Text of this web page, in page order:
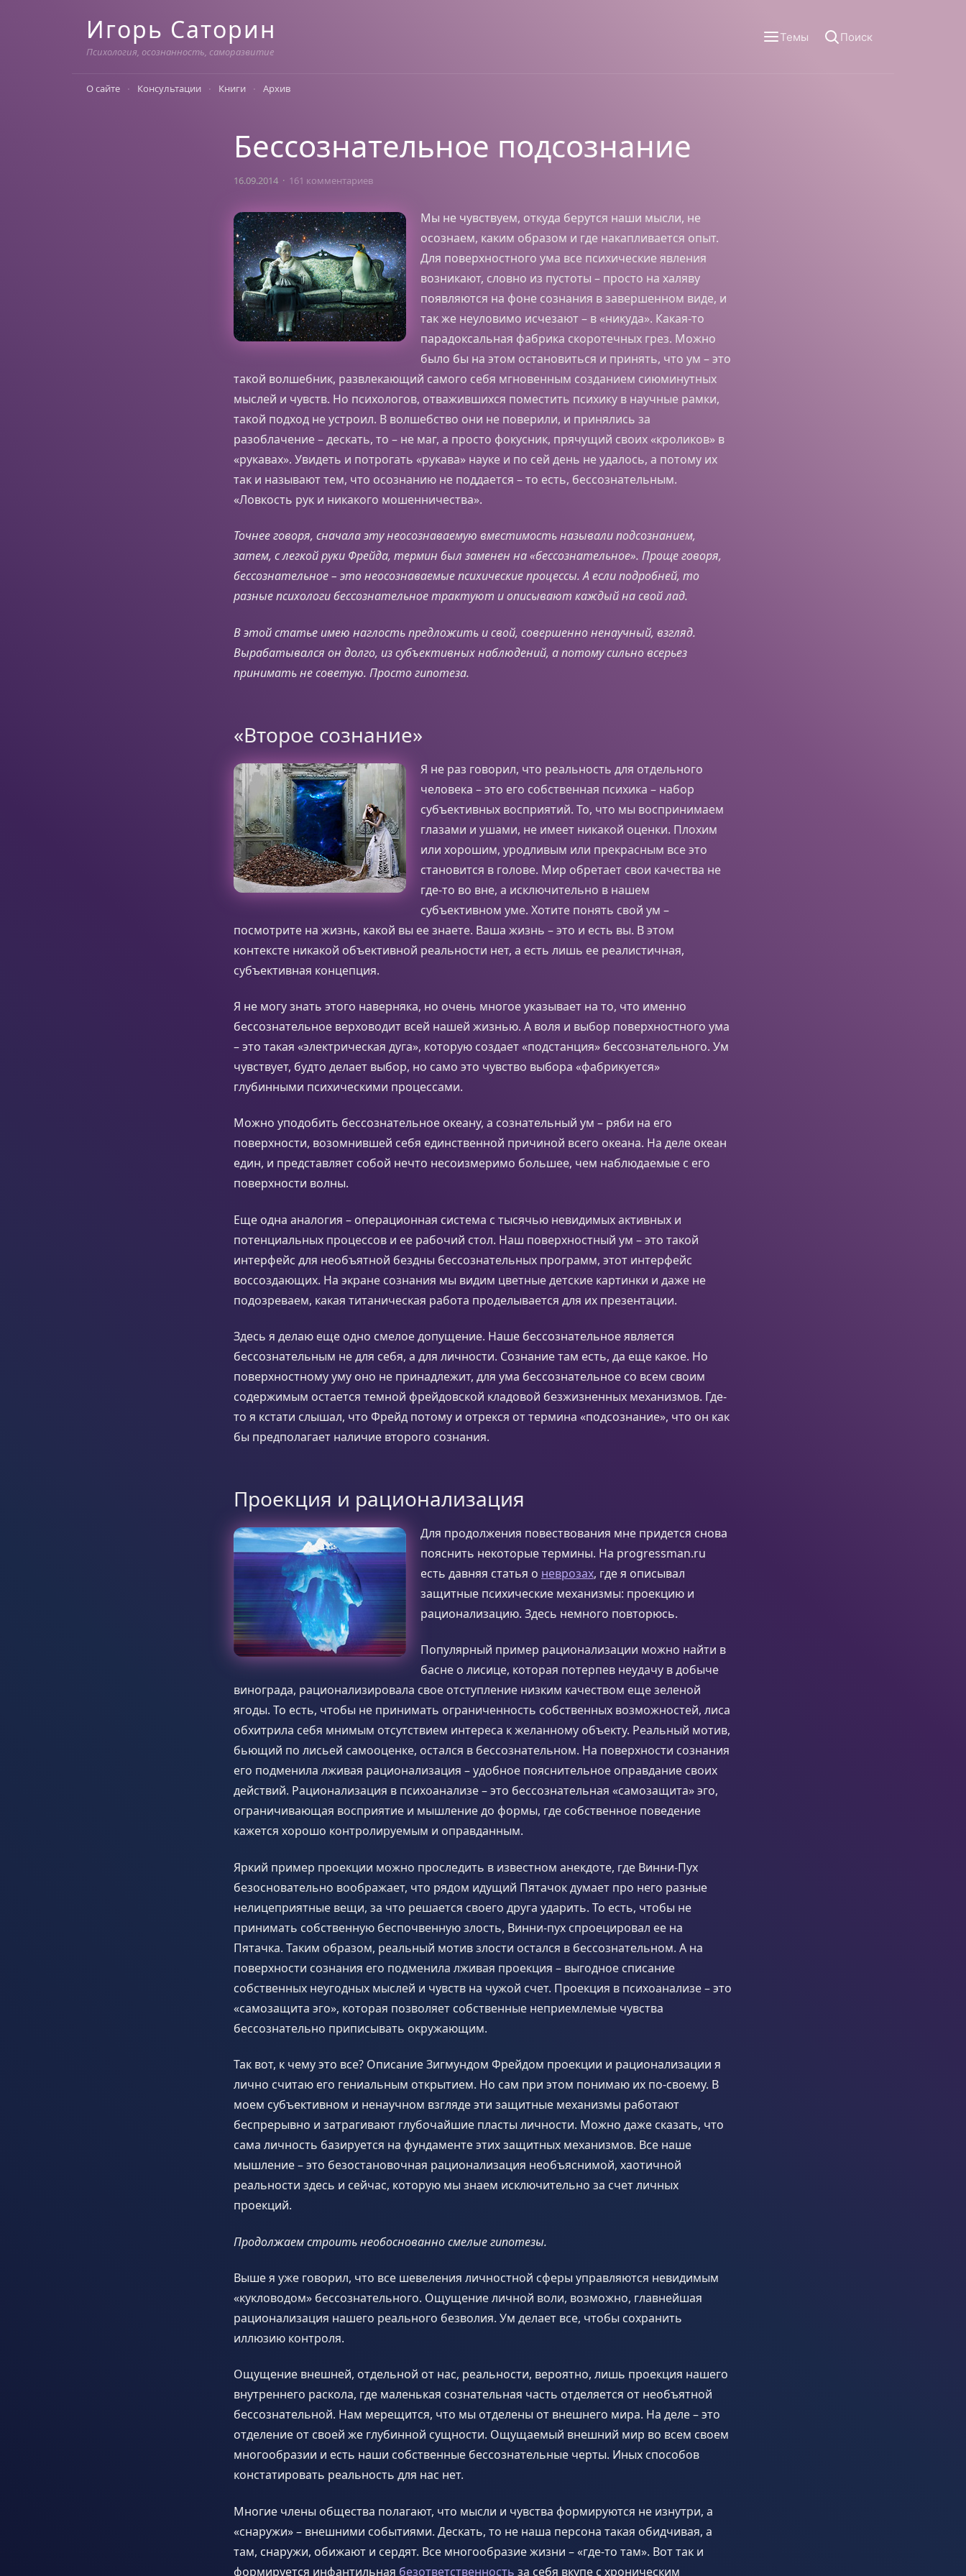
Игорь Саторин
Психология, осознанность, саморазвитие
Темы Поиск
О сайте Консультации Книги Архив
Бессознательное подсознание
16.09.2014 161 комментариев
Мы не чувствуем, откуда берутся наши мысли, не
осознаем, каким образом и где накапливается опыт.
Для поверхностного ума все психические явления
возникают, словно из пустоты – просто на халяву
появляются на фоне сознания в завершенном виде, и
так же неуловимо исчезают – в «никуда». Какая-то
парадоксальная фабрика скоротечных грез. Можно
было бы на этом остановиться и принять, что ум – это
такой волшебник, развлекающий самого себя мгновенным созданием сиюминутных
мыслей и чувств. Но психологов, отважившихся поместить психику в научные рамки,
такой подход не устроил. В волшебство они не поверили, и принялись за
разоблачение – дескать, то – не маг, а просто фокусник, прячущий своих «кроликов» в
«рукавах». Увидеть и потрогать «рукава» науке и по сей день не удалось, а потому их
так и называют тем, что осознанию не поддается – то есть, бессознательным.
«Ловкость рук и никакого мошенничества».
Точнее говоря, сначала эту неосознаваемую вместимость называли подсознанием,
затем, с легкой руки Фрейда, термин был заменен на «бессознательное». Проще говоря,
бессознательное – это неосознаваемые психические процессы. А если подробней, то
разные психологи бессознательное трактуют и описывают каждый на свой лад.
В этой статье имею наглость предложить и свой, совершенно ненаучный, взгляд.
Вырабатывался он долго, из субъективных наблюдений, а потому сильно всерьез
принимать не советую. Просто гипотеза.
«Второе сознание»
Я не раз говорил, что реальность для отдельного
человека – это его собственная психика – набор
субъективных восприятий. То, что мы воспринимаем
глазами и ушами, не имеет никакой оценки. Плохим
или хорошим, уродливым или прекрасным все это
становится в голове. Мир обретает свои качества не
где-то во вне, а исключительно в нашем
субъективном уме. Хотите понять свой ум –
посмотрите на жизнь, какой вы ее знаете. Ваша жизнь – это и есть вы. В этом
контексте никакой объективной реальности нет, а есть лишь ее реалистичная,
субъективная концепция.
Я не могу знать этого наверняка, но очень многое указывает на то, что именно
бессознательное верховодит всей нашей жизнью. А воля и выбор поверхностного ума
– это такая «электрическая дуга», которую создает «подстанция» бессознательного. Ум
чувствует, будто делает выбор, но само это чувство выбора «фабрикуется»
глубинными психическими процессами.
Можно уподобить бессознательное океану, а сознательный ум – ряби на его
поверхности, возомнившей себя единственной причиной всего океана. На деле океан
един, и представляет собой нечто несоизмеримо большее, чем наблюдаемые с его
поверхности волны.
Еще одна аналогия – операционная система с тысячью невидимых активных и
потенциальных процессов и ее рабочий стол. Наш поверхностный ум – это такой
интерфейс для необъятной бездны бессознательных программ, этот интерфейс
воссоздающих. На экране сознания мы видим цветные детские картинки и даже не
подозреваем, какая титаническая работа проделывается для их презентации.
Здесь я делаю еще одно смелое допущение. Наше бессознательное является
бессознательным не для себя, а для личности. Сознание там есть, да еще какое. Но
поверхностному уму оно не принадлежит, для ума бессознательное со всем своим
содержимым остается темной фрейдовской кладовой безжизненных механизмов. Где-
то я кстати слышал, что Фрейд потому и отрекся от термина «подсознание», что он как
бы предполагает наличие второго сознания.
Проекция и рационализация
Для продолжения повествования мне придется снова
пояснить некоторые термины. На progressman.ru
есть давняя статья о неврозах, где я описывал
защитные психические механизмы: проекцию и
рационализацию. Здесь немного повторюсь.
Популярный пример рационализации можно найти в
басне о лисице, которая потерпев неудачу в добыче
винограда, рационализировала свое отступление низким качеством еще зеленой
ягоды. То есть, чтобы не принимать ограниченность собственных возможностей, лиса
обхитрила себя мнимым отсутствием интереса к желанному объекту. Реальный мотив,
бьющий по лисьей самооценке, остался в бессознательном. На поверхности сознания
его подменила лживая рационализация – удобное пояснительное оправдание своих
действий. Рационализация в психоанализе – это бессознательная «самозащита» эго,
ограничивающая восприятие и мышление до формы, где собственное поведение
кажется хорошо контролируемым и оправданным.
Яркий пример проекции можно проследить в известном анекдоте, где Винни-Пух
безосновательно воображает, что рядом идущий Пятачок думает про него разные
нелицеприятные вещи, за что решается своего друга ударить. То есть, чтобы не
принимать собственную беспочвенную злость, Винни-пух спроецировал ее на
Пятачка. Таким образом, реальный мотив злости остался в бессознательном. А на
поверхности сознания его подменила лживая проекция – выгодное списание
собственных неугодных мыслей и чувств на чужой счет. Проекция в психоанализе – это
«самозащита эго», которая позволяет собственные неприемлемые чувства
бессознательно приписывать окружающим.
Так вот, к чему это все? Описание Зигмундом Фрейдом проекции и рационализации я
лично считаю его гениальным открытием. Но сам при этом понимаю их по-своему. В
моем субъективном и ненаучном взгляде эти защитные механизмы работают
беспрерывно и затрагивают глубочайшие пласты личности. Можно даже сказать, что
сама личность базируется на фундаменте этих защитных механизмов. Все наше
мышление – это безостановочная рационализация необъяснимой, хаотичной
реальности здесь и сейчас, которую мы знаем исключительно за счет личных
проекций.
Продолжаем строить необоснованно смелые гипотезы.
Выше я уже говорил, что все шевеления личностной сферы управляются невидимым
«кукловодом» бессознательного. Ощущение личной воли, возможно, главнейшая
рационализация нашего реального безволия. Ум делает все, чтобы сохранить
иллюзию контроля.
Ощущение внешней, отдельной от нас, реальности, вероятно, лишь проекция нашего
внутреннего раскола, где маленькая сознательная часть отделяется от необъятной
бессознательной. Нам мерещится, что мы отделены от внешнего мира. На деле – это
отделение от своей же глубинной сущности. Ощущаемый внешний мир во всем своем
многообразии и есть наши собственные бессознательные черты. Иных способов
констатировать реальность для нас нет.
Многие члены общества полагают, что мысли и чувства формируются не изнутри, а
«снаружи» – внешними событиями. Дескать, то не наша персона такая обидчивая, а
там, снаружи, обижают и сердят. Все многообразие жизни – «где-то там». Вот так и
формируется инфантильная безответственность за себя вкупе с хроническим